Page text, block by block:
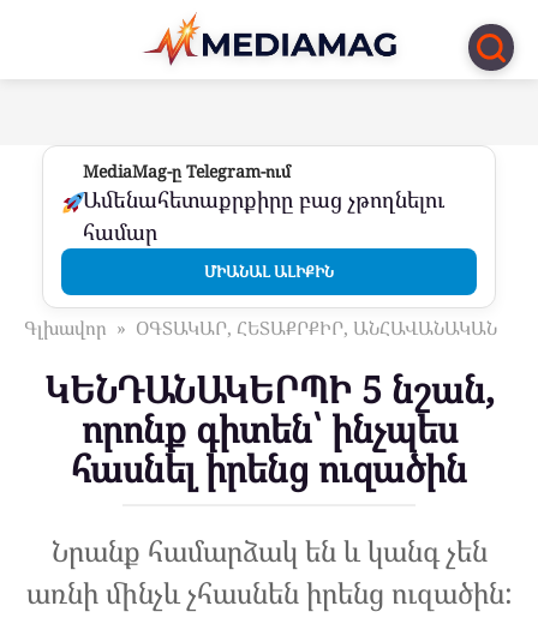
Перейти
контенту
MediaMag-ը Telegram-ում
Ամենահետաքրքիրը բաց չթողնելու
համար
ՄԻԱՆԱԼ ԱԼԻՔԻՆ
Գլխավոր » ՕԳՏԱԿԱՐ, ՀԵՏԱՔՐՔԻՐ, ԱՆՀԱՎԱՆԱԿԱՆ
ԿԵՆԴԱՆԱԿԵՐՊԻ 5 նշան,
որոնք գիտեն՝ ինչպես
հասնել իրենց ուզածին
Նրանք համարձակ են և կանգ չեն
առնի մինչև չհասնեն իրենց ուզածին: